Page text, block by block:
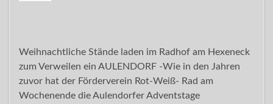
Weihnachtliche Stände laden im Radhof am Hexeneck
zum Verweilen ein AULENDORF -Wie in den Jahren
zuvor hat der Förderverein Rot-Weiß- Rad am
Wochenende die Aulendorfer Adventstage